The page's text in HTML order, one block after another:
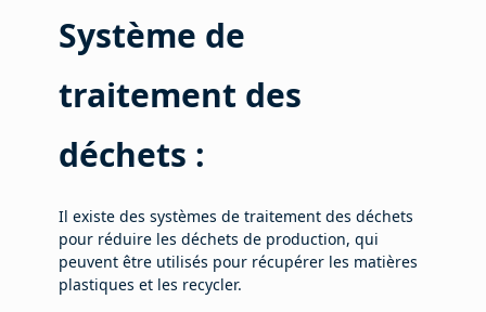
Système de
traitement des
déchets :
Il existe des systèmes de traitement des déchets
pour réduire les déchets de production, qui
peuvent être utilisés pour récupérer les matières
plastiques et les recycler.